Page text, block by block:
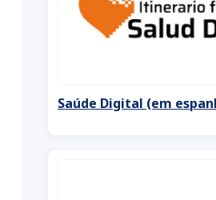
Saúde Digital (em